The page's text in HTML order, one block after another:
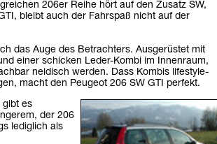
206er Reihe hört auf den Zusatz SW,
bleibt auch der Fahrspaß nicht auf der
das Auge des Betrachters. Ausgerüstet mit
einer schicken Leder-Kombi im Innenraum,
neidisch werden. Dass Kombis lifestyle-
macht den Peugeot 206 SW GTI perfekt.
gibt es
der 206
lediglich als